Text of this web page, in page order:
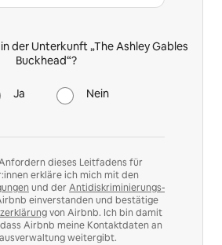
der Unterkunft „The Ashley Gables
Buckhead“?
Ja Nein
dieses Leitfadens für
erkläre ich mich mit den
und der Antidiskriminierungs-
einverstanden und bestätige
von Airbnb. Ich bin damit
Airbnb meine Kontaktdaten an
weitergibt.